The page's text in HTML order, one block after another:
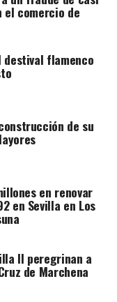
a las
de modo
o
documental.
de Sevilla se
entre Sevilla y
así como en
La Puebla de
contempla una
de euros en
de 1.000
se
a
actuar
entre las
y Almería.
el comercio de
destival flamenco
de su
en renovar
en Sevilla en Los
II peregrinan a
de Marchena